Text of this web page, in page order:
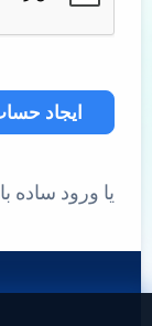
ایجاد
یا ورود ساده